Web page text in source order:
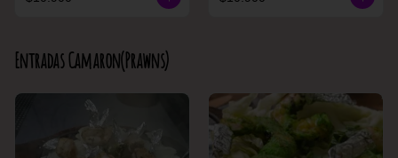
Entradas Camaron(Prawns)